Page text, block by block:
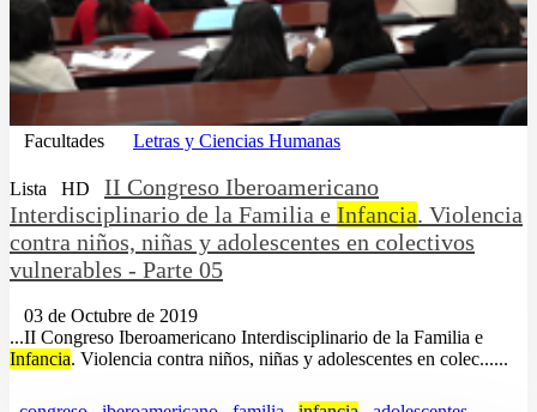
Facultades Letras y Ciencias Humanas
Lista HD
II Congreso Iberoamericano
Interdisciplinario de la Familia e Infancia. Violencia
contra niños, niñas y adolescentes en colectivos
vulnerables - Parte 05
03 de Octubre de 2019
...II Congreso Iberoamericano Interdisciplinario de la Familia e
Infancia. Violencia contra niños, niñas y adolescentes en colec......